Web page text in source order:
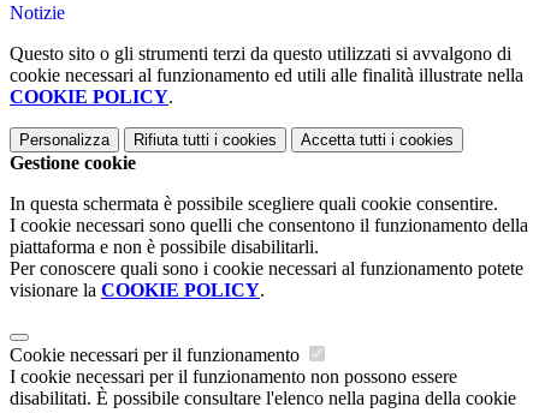
Notizie
Questo sito o gli strumenti terzi da questo utilizzati si avvalgono di
cookie necessari al funzionamento ed utili alle finalità illustrate nella
COOKIE POLICY.
Personalizza Rifiuta tutti i cookies Accetta tutti i cookies
Gestione cookie
In questa schermata è possibile scegliere quali cookie consentire.
I cookie necessari sono quelli che consentono il funzionamento della
piattaforma e non è possibile disabilitarli.
Per conoscere quali sono i cookie necessari al funzionamento potete
visionare la COOKIE POLICY.
Cookie necessari per il funzionamento
I cookie necessari per il funzionamento non possono essere
disabilitati. È possibile consultare l'elenco nella pagina della cookie